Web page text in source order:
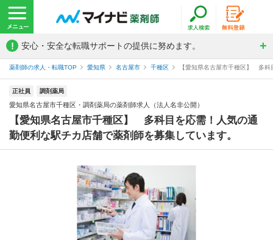
! 安心・安全な転職サポートの提供に努めます。
薬剤師の求人・転職TOP 愛知県 名古屋市 千種区 【愛知県名古屋市千種区】 多
正社員 調剤薬局
愛知県名古屋市千種区・調剤薬局の薬剤師求人（法人名非公開）
【愛知県名古屋市千種区】 多科目を応需！人気の通
勤便利な駅チカ店舗で薬剤師を募集しています。